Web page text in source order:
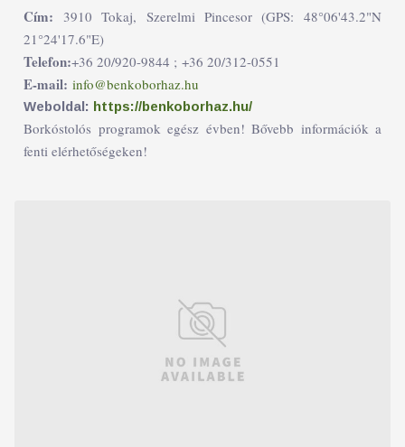
Cím: 3910 Tokaj, Szerelmi Pincesor (GPS: 48°06'43.2"N
21°24'17.6"E)
Telefon:+36 20/920-9844 ; +36 20/312-0551
E-mail: info@benkoborhaz.hu
Weboldal: https://benkoborhaz.hu/
Borkóstolós programok egész évben! Bővebb információk a
fenti elérhetőségeken!